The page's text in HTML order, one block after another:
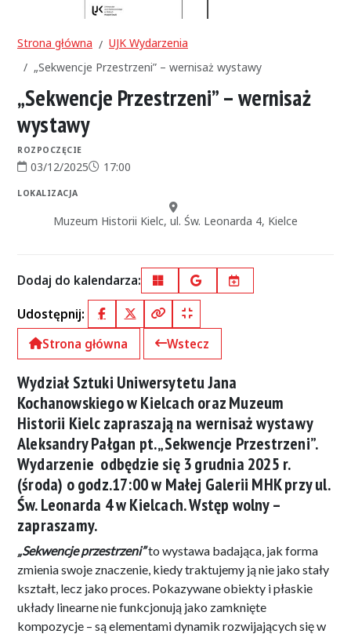
Strona główna
UJK Wydarzenia
„Sekwencje Przestrzeni” – wernisaż wystawy
„Sekwencje Przestrzeni” – wernisaż
wystawy
ROZPOCZĘCIE
Data rozpoczęcia:
03/12/2025Godzina rozpoczęcia:
17:00
LOKALIZACJA
Miejsce:
Muzeum Historii Kielc, ul. Św. Leonarda 4, Kielce
Dodaj do kalendarza: OutlookGoogle Calendar
iCal
Udostępnij:
FacebookX (Twitter)
Kopiuj pełny link
Kopiuj krótki link
Strona główna
Wstecz
Wydział Sztuki Uniwersytetu Jana
Kochanowskiego w Kielcach oraz Muzeum
Historii Kielc zapraszają na wernisaż wystawy
Aleksandry Pałgan pt. „Sekwencje Przestrzeni”.
Wydarzenie odbędzie się 3 grudnia 2025 r.
(środa) o godz.17:00 w Małej Galerii MHK przy ul.
Św. Leonarda 4 w Kielcach. Wstęp wolny –
zapraszamy.
„Sekwencje przestrzeni”to wystawa badająca, jak forma
zmienia swoje znaczenie, kiedy traktujemy ją nie jako stały
kształt, lecz jako proces. Pokazywane obiekty i płaskie
układy linearne nie funkcjonują jako zamknięte
kompozycje – są elementami dynamik rozwijających się w